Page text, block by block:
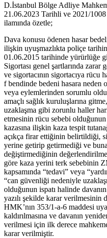
D.İstanbul Bölge Adliye
21.06.2023 Tarihli ve 2021/1008
ilamında özetle;
Dava konusu ödenen hasar
ilişkin uyuşmazlıkta poliçe
01.06.2015 tarihinde yürürlüğe
Sigortası genel şartlarında zarar
ve sigortacının sigortacıya rücu
f bendinde bedeni hasara neden
veya eylemlerinden sorumlu
amaçlı sağlık kuruluşlarına
uzaklaşma gibi zorunlu haller
etmesinin rücu sebebi
kazasına ilişkin kaza tespit
açıkça firar ettiğinin belirtildiği,
yerine getirip getirmediği ve
değiştirmediğinin
göre kaza yerini terk sebebinin
kapsamında “tedavi” veya
“can güvenliği nedeniyle
olduğunun ispatı halinde
yazılı şekilde karar verilmesinin
HMK’nın 353/1-a-6 maddesi
kaldırılmasına ve davanın
verilmesi için ilk derece
karar verilmiştir.